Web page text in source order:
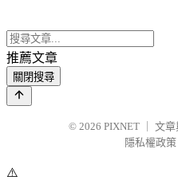
推薦文章
關閉搜尋
© 2026 PIXNET
文章
隱私權政策
⚠️